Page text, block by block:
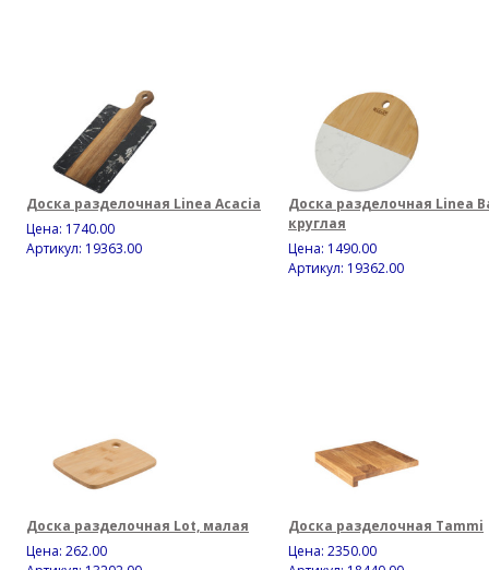
Доска разделочная Linea Acacia
Цена: 1740.00
Артикул: 19363.00
Доска разделочная Linea
круглая
Цена: 1490.00
Артикул: 19362.00
Доска разделочная Lot, малая
Цена: 262.00
Доска разделочная Tammi
Цена: 2350.00